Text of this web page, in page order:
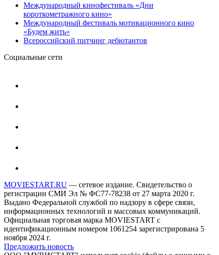
Международный кинофестиваль «Дни
короткометражного кино»
Международный фестиваль мотивационного кино
«Будем жить»
Всероссийский питчинг дебютантов
Социальные сети
MOVIESTART.RU — сетевое издание. Свидетельство о
регистрации СМИ Эл № ФС77-78238 от 27 марта 2020 г.
Выдано Федеральной службой по надзору в сфере связи,
информационных технологий и массовых коммуникаций.
Официальная торговая марка MOVIESTART с
идентификационным номером 1061254 зарегистрирована 5
ноября 2024 г.
Предложить новость